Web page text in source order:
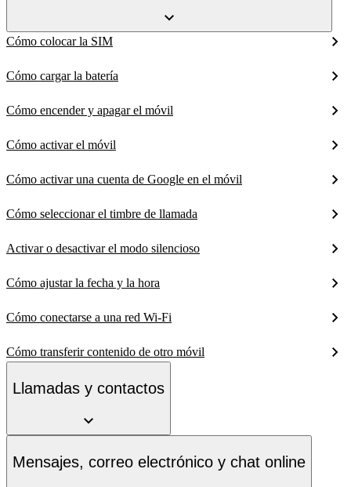
Cómo colocar la SIM
Cómo cargar la batería
Cómo encender y apagar el móvil
Cómo activar el móvil
Cómo activar una cuenta de Google en el móvil
Cómo seleccionar el timbre de llamada
Activar o desactivar el modo silencioso
Cómo ajustar la fecha y la hora
Cómo conectarse a una red Wi-Fi
Cómo transferir contenido de otro móvil
Llamadas y contactos
Mensajes, correo electrónico y chat online